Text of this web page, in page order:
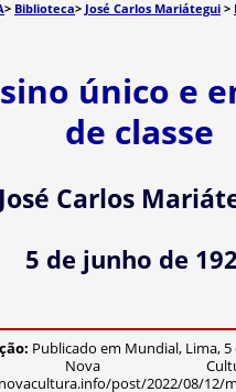
> Biblioteca> José Carlos Mariátegui >
único e
de classe
José Carlos
5 de junho de
Publicado em Mundial, Lima,
post/2022/08/12/